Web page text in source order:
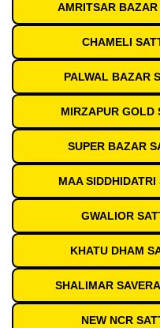
AMRITSAR
CHAMELI
PALWAL BAZAR
MIRZAPUR GOLD
SUPER BAZAR
MAA
GWALIOR
KHATU DHAM
SHALIMAR
NEW NCR